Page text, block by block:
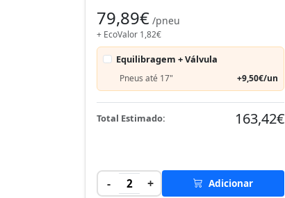
79,89€ /pneu
+ EcoValor 1,82€
Equilibragem + Válvula
Pneus até 17" +9,50€/un
Total Estimado: 163,42€
- 2 + Adicionar